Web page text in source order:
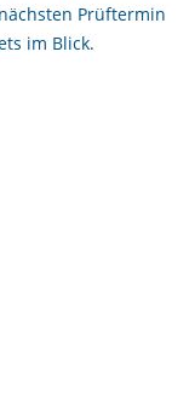
Prüftermin
im Blick.